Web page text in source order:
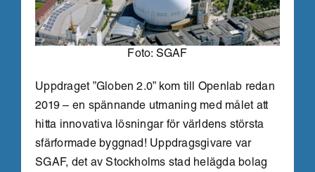
Foto: SGAF
Uppdraget ”Globen 2.0” kom till Openlab redan
2019 – en spännande utmaning med målet att
hitta innovativa lösningar för världens största
sfärformade byggnad! Uppdragsgivare var
SGAF, det av Stockholms stad helägda bolag